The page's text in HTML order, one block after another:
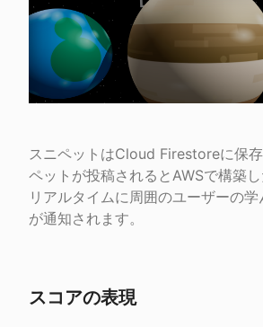
スニペットはCloud Firestoreに保
ペットが投稿されるとAWSで構築
リアルタイムに周囲のユーザーの
が通知されます。
スコアの表現